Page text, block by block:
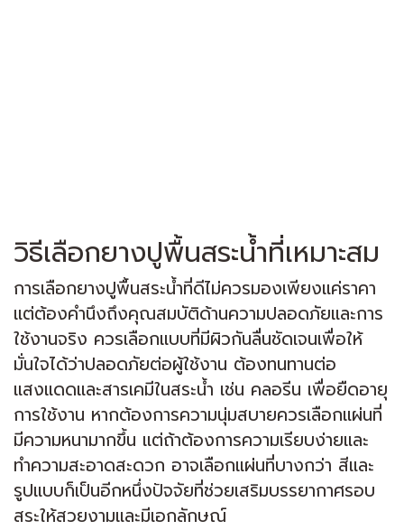
วิธีเลือกยางปูพื้นสระน้ำที่เหมาะสม
การเลือกยางปูพื้นสระน้ำที่ดีไม่ควรมองเพียงแค่ราคา
แต่ต้องคำนึงถึงคุณสมบัติด้านความปลอดภัยและการ
ใช้งานจริง ควรเลือกแบบที่มีผิวกันลื่นชัดเจนเพื่อให้
มั่นใจได้ว่าปลอดภัยต่อผู้ใช้งาน ต้องทนทานต่อ
แสงแดดและสารเคมีในสระน้ำ เช่น คลอรีน เพื่อยืดอายุ
การใช้งาน หากต้องการความนุ่มสบายควรเลือกแผ่นที่
มีความหนามากขึ้น แต่ถ้าต้องการความเรียบง่ายและ
ทำความสะอาดสะดวก อาจเลือกแผ่นที่บางกว่า สีและ
รูปแบบก็เป็นอีกหนึ่งปัจจัยที่ช่วยเสริมบรรยากาศรอบ
สระให้สวยงามและมีเอกลักษณ์